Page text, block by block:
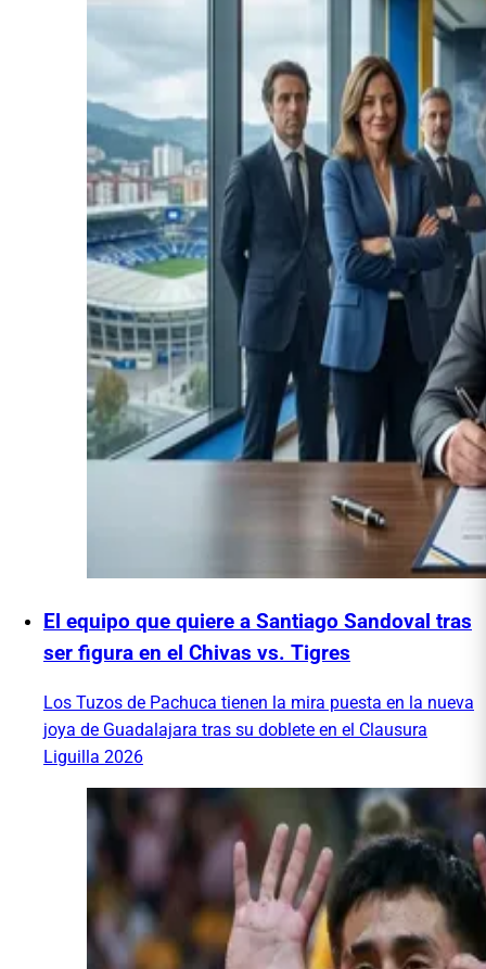
El equipo que quiere a Santiago Sandoval tras
ser figura en el Chivas vs. Tigres
Los Tuzos de Pachuca tienen la mira puesta en la nueva
joya de Guadalajara tras su doblete en el Clausura
Liguilla 2026